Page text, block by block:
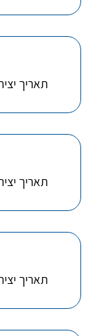
תאריך
תאריך
תאריך